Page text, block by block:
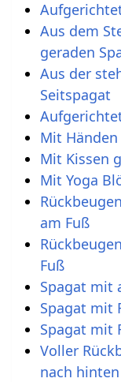
Aus dem
geraden
Aus der
Seitspagat
Mit
Mit Kissen
Mit Yoga
am Fuß
Fuß
Spagat mit
Spagat mit
Spagat mit
Voller
nach